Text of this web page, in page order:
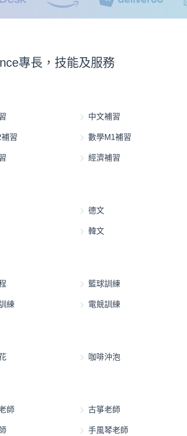
專長，技能及服務
中文補習
習 數學M1補習
經濟補習
德文
韓文
籃球訓練
練 電競訓練
咖啡沖泡
師 古箏老師
手風琴老師